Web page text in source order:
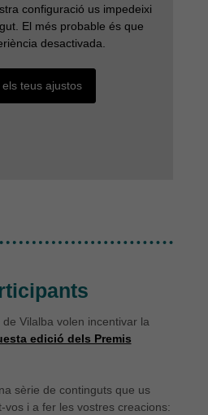
configuració us impedeixi
El més probable és que
desactivada.
els teus ajustos
Vilalba volen incentivar la
edició dels Premis
sèrie de continguts que us
i a fer les vostres creacions: